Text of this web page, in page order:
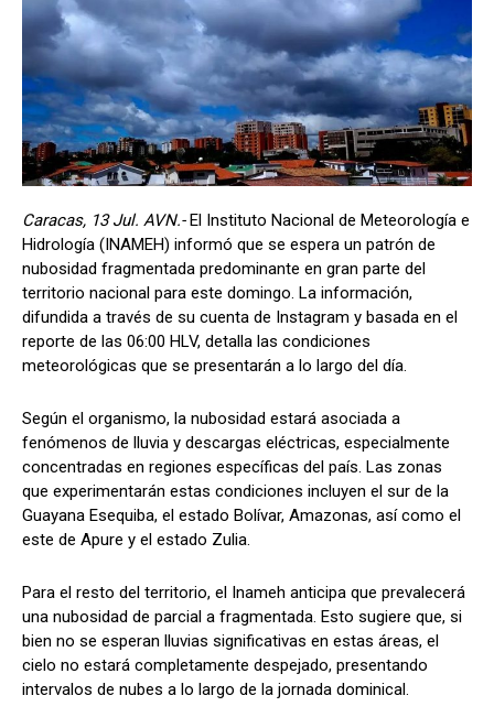
Caracas, 13 Jul. AVN.-El Instituto Nacional de Meteorología e
Hidrología (INAMEH) informó que se espera un patrón de
nubosidad fragmentada predominante en gran parte del
territorio nacional para este domingo. La información,
difundida a través de su cuenta de Instagram y basada en el
reporte de las 06:00 HLV, detalla las condiciones
meteorológicas que se presentarán a lo largo del día.
Según el organismo, la nubosidad estará asociada a
fenómenos de lluvia y descargas eléctricas, especialmente
concentradas en regiones específicas del país. Las zonas
que experimentarán estas condiciones incluyen el sur de la
Guayana Esequiba, el estado Bolívar, Amazonas, así como el
este de Apure y el estado Zulia.
Para el resto del territorio, el Inameh anticipa que prevalecerá
una nubosidad de parcial a fragmentada. Esto sugiere que, si
bien no se esperan lluvias significativas en estas áreas, el
cielo no estará completamente despejado, presentando
intervalos de nubes a lo largo de la jornada dominical.